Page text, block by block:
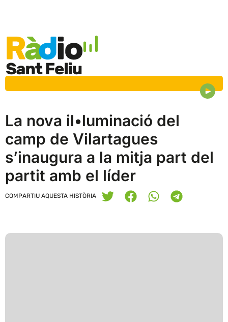
La nova il•luminació del
camp de Vilartagues
s’inaugura a la mitja part del
partit amb el líder
COMPARTIU AQUESTA HISTÒRIA